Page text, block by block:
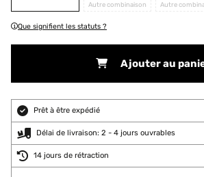
Autre combinaison Autre
Que signifient les statuts ?
Ajouter au
Prêt à être expédié
Délai de livraison: 2 - 4 jours ouvrables
14 jours de rétraction